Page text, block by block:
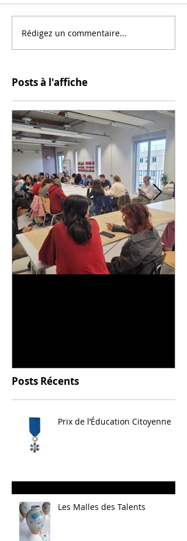
Rédigez un commentaire...
Posts à l'affiche
Posts Récents
Prix de l’Éducation Citoyenne
Les Malles des Talents